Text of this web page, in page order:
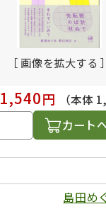
［ 画像を拡大する ］
1,540円
（本体
カート
島田め